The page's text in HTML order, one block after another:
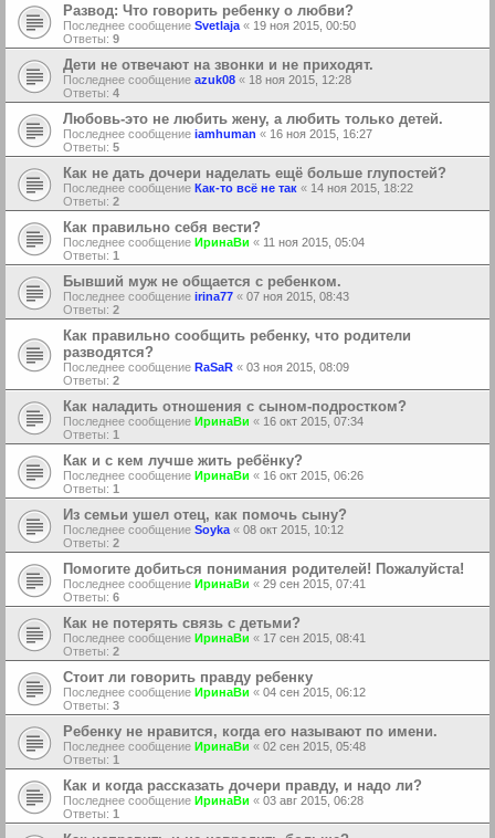
Развод: Что говорить ребенку о любви?
Последнее сообщение Svetlaja « 19 ноя 2015, 00:50
Ответы: 9
Дети не отвечают на звонки и не приходят.
Последнее сообщение azuk08 « 18 ноя 2015, 12:28
Ответы: 4
Любовь-это не любить жену, а любить только детей.
Последнее сообщение iamhuman « 16 ноя 2015, 16:27
Ответы: 5
Как не дать дочери наделать ещё больше глупостей?
Последнее сообщение Как-то всё не так « 14 ноя 2015, 18:22
Ответы: 2
Как правильно себя вести?
Последнее сообщение ИринаВи « 11 ноя 2015, 05:04
Ответы: 1
Бывший муж не общается с ребенком.
Последнее сообщение irina77 « 07 ноя 2015, 08:43
Ответы: 2
Как правильно сообщить ребенку, что родители
разводятся?
Последнее сообщение RaSaR « 03 ноя 2015, 08:09
Ответы: 2
Как наладить отношения с сыном-подростком?
Последнее сообщение ИринаВи « 16 окт 2015, 07:34
Ответы: 1
Как и с кем лучше жить ребёнку?
Последнее сообщение ИринаВи « 16 окт 2015, 06:26
Ответы: 1
Из семьи ушел отец, как помочь сыну?
Последнее сообщение Soyka « 08 окт 2015, 10:12
Ответы: 2
Помогите добиться понимания родителей! Пожалуйста!
Последнее сообщение ИринаВи « 29 сен 2015, 07:41
Ответы: 6
Как не потерять связь с детьми?
Последнее сообщение ИринаВи « 17 сен 2015, 08:41
Ответы: 2
Стоит ли говорить правду ребенку
Последнее сообщение ИринаВи « 04 сен 2015, 06:12
Ответы: 3
Ребенку не нравится, когда его называют по имени.
Последнее сообщение ИринаВи « 02 сен 2015, 05:48
Ответы: 1
Как и когда рассказать дочери правду, и надо ли?
Последнее сообщение ИринаВи « 03 авг 2015, 06:28
Ответы: 1